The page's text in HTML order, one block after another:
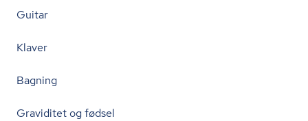
Guitar
Klaver
Bagning
Graviditet og fødsel